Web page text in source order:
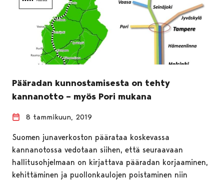
Pääradan kunnostamisesta on tehty
kannanotto – myös Pori mukana
8 tammikuun, 2019
Suomen junaverkoston päärataa koskevassa
kannanotossa vedotaan siihen, että seuraavaan
hallitusohjelmaan on kirjattava pääradan korjaaminen,
kehittäminen ja puollonkaulojen poistaminen niin